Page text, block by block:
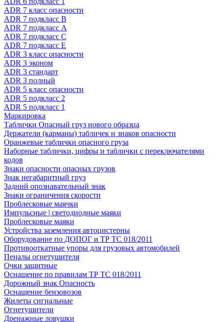
ADR 7 класс опасности
ADR 7 подкласс B
ADR 7 подкласс A
ADR 7 подкласс C
ADR 7 подкласс E
ADR 3 класс опасности
ADR 3 эконом
ADR 3 стандарт
ADR 3 полный
ADR 5 класс опасности
ADR 5 подкласс 2
ADR 5 подкласс 1
Маркировка
Таблички Опасный груз нового образца
Держатели (карманы) табличек и знаков опасности
Оранжевые таблички опасного груза
Наборные таблички, цифры и таблички с переключателями
кодов
Знаки опасности опасных грузов
Знак негабаритный груз
Задний опознавательный знак
Знаки ограничения скорости
Проблесковые маячки
Импульсные | светодиодные маяки
Проблесковые маяки
Устройства заземления автоцистерны
Оборудование по ДОПОГ и ТР ТС 018/2011
Противооткатные упоры для грузовых автомобилей
Пеналы огнетушителя
Очки защитные
Оснащение по правилам ТР ТС 018/2011
Дорожный знак Опасность
Оснащение бензовозов
Жилеты сигнальные
Огнетушители
Дренажные ловушки